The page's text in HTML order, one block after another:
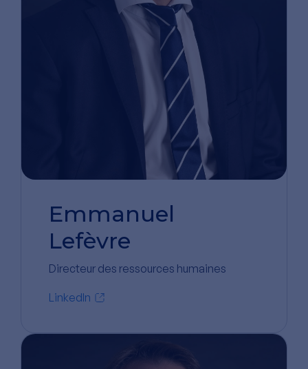
Emmanuel
Lefèvre
Directeur des ressources humaines
LinkedIn